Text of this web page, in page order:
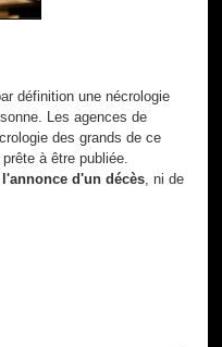
définition une nécrologie
Les agences de
des grands de ce
à être publiée.
d'un décès , ni de